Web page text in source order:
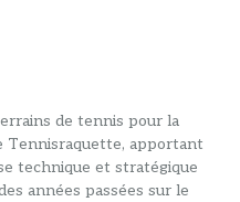
de tennis pour la
Tennisraquette, apportant
technique et stratégique
années passées sur le